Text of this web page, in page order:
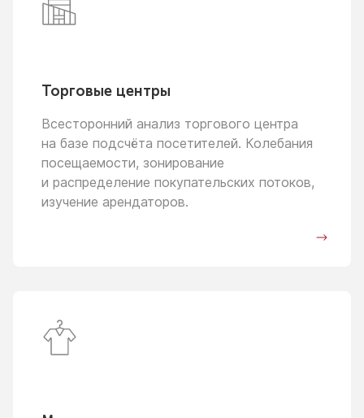
Торговые центры
Всесторонний анализ торгового центра
на базе подсчёта посетителей. Колебания
посещаемости, зонирование
и распределение покупательских потоков,
изучение арендаторов.